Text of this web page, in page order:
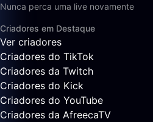
Nunca perca uma live novamente
Criadores em Destaque
Ver criadores
Criadores do TikTok
Criadores da Twitch
Criadores do Kick
Criadores do YouTube
Criadores da AfreecaTV